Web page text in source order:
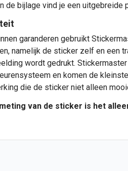
de bijlage vind je een
garanderen gebruikt
namelijk de sticker zelf en een
wordt gedrukt.
en komen de
die de sticker niet alleen
van de sticker is het